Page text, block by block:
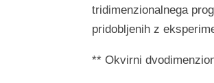
tridimenzionalnega
pridobljenih z
** Okvirni